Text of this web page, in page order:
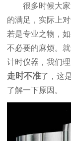
很多时候大家
的满足，实际上
若是专业之物，
不必要的麻烦。
计时仪器，我们
走时不准了，这
了解一下原因。